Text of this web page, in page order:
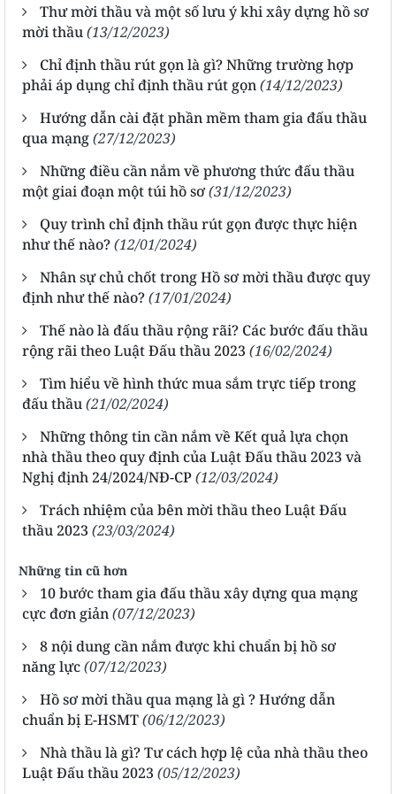
Thư mời thầu và một số lưu ý khi xây dựng hồ sơ
mời thầu(13/12/2023)
Chỉ định thầu rút gọn là gì? Những trường hợp
phải áp dụng chỉ định thầu rút gọn(14/12/2023)
Hướng dẫn cài đặt phần mềm tham gia đấu thầu
qua mạng(27/12/2023)
Những điều cần nắm về phương thức đấu thầu
một giai đoạn một túi hồ sơ(31/12/2023)
Quy trình chỉ định thầu rút gọn được thực hiện
như thế nào?(12/01/2024)
Nhân sự chủ chốt trong Hồ sơ mời thầu được quy
định như thế nào?(17/01/2024)
Thế nào là đấu thầu rộng rãi? Các bước đấu thầu
rộng rãi theo Luật Đấu thầu 2023 (16/02/2024)
Tìm hiểu về hình thức mua sắm trực tiếp trong
đấu thầu(21/02/2024)
Những thông tin cần nắm về Kết quả lựa chọn
nhà thầu theo quy định của Luật Đấu thầu 2023 và
Nghị định 24/2024/NĐ-CP(12/03/2024)
Trách nhiệm của bên mời thầu theo Luật Đấu
thầu 2023 (23/03/2024)
Những tin cũ hơn
10 bước tham gia đấu thầu xây dựng qua mạng
cực đơn giản(07/12/2023)
8 nội dung cần nắm được khi chuẩn bị hồ sơ
năng lực(07/12/2023)
Hồ sơ mời thầu qua mạng là gì ? Hướng dẫn
chuẩn bị E-HSMT(06/12/2023)
Nhà thầu là gì? Tư cách hợp lệ của nhà thầu theo
Luật Đấu thầu 2023 (05/12/2023)